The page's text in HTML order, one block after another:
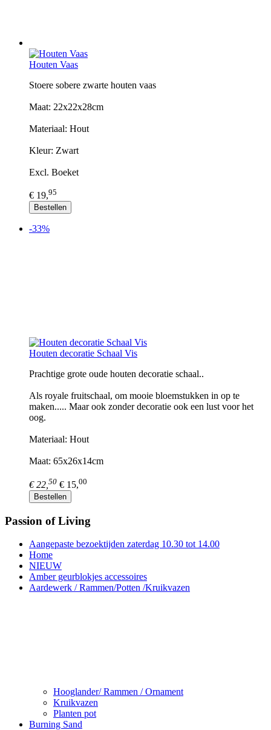
Houten Vaas
Stoere sobere zwarte houten vaas
Maat: 22x22x28cm
Materiaal: Hout
Kleur: Zwart
Excl. Boeket
€ 19,95
Bestellen
-33%
Houten decoratie Schaal Vis
Prachtige grote oude houten decoratie schaal..
Als royale fruitschaal, om mooie bloemstukken in op te
maken..... Maar ook zonder decoratie ook een lust voor het
oog.
Materiaal: Hout
Maat: 65x26x14cm
€ 22, 50 € 15,00
Bestellen
Passion of Living
Aangepaste bezoektijden zaterdag 10.30 tot 14.00
Home
NIEUW
Amber geurblokjes accessoires
Aardewerk / Rammen/Potten /Kruikvazen
Hooglander/ Rammen / Ornament
Kruikvazen
Planten pot
Burning Sand